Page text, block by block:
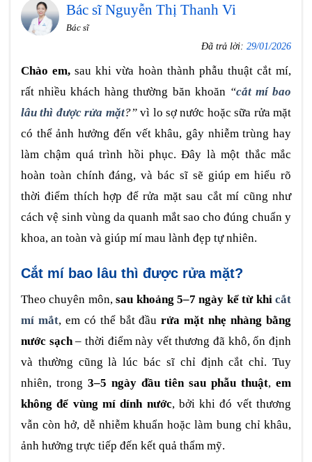
Bác sĩ Nguyễn Thị Thanh Vi
Bác sĩ
Đã trả lời: 29/01/2026
Chào em,sau khi vừa hoàn thành phẫu thuật cắt mí,
rất nhiều khách hàng thường băn khoăn “cắt mí bao
lâu thì được rửa mặt?”vì lo sợ nước hoặc sữa rửa mặt
có thể ảnh hưởng đến vết khâu, gây nhiễm trùng hay
làm chậm quá trình hồi phục. Đây là một thắc mắc
hoàn toàn chính đáng, và bác sĩ sẽ giúp em hiểu rõ
thời điểm thích hợp để rửa mặt sau cắt mí cũng như
cách vệ sinh vùng da quanh mắt sao cho đúng chuẩn y
khoa, an toàn và giúp mí mau lành đẹp tự nhiên.
Cắt mí bao lâu thì được rửa mặt?
Theo chuyên môn,sau khoảng 5–7 ngày kể từ khicắt
mí mắt, em có thể bắt đầurửa mặt nhẹ nhàng bằng
nước sạch– thời điểm này vết thương đã khô, ổn định
và thường cũng là lúc bác sĩ chỉ định cắt chỉ. Tuy
nhiên, trong 3–5 ngày đầu tiên sau phẫu thuật,em
không để vùng mí dính nước, bởi khi đó vết thương
vẫn còn hở, dễ nhiễm khuẩn hoặc làm bung chỉ khâu,
ảnh hưởng trực tiếp đến kết quả thẩm mỹ.